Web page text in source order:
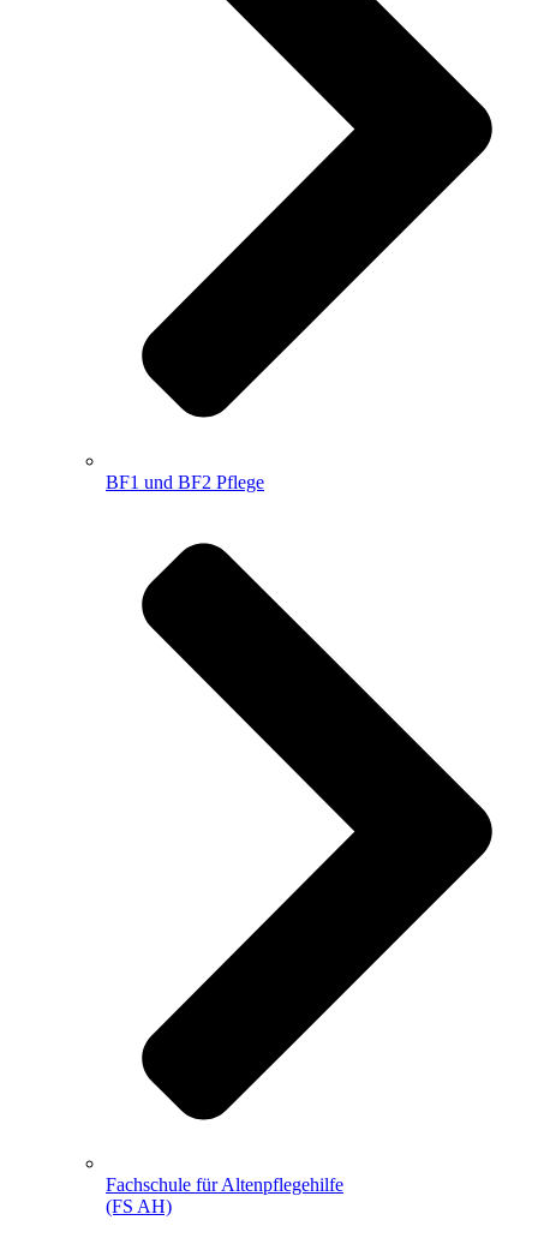
BF1 und BF2 Pflege
Fachschule für Altenpflegehilfe
(FS AH)